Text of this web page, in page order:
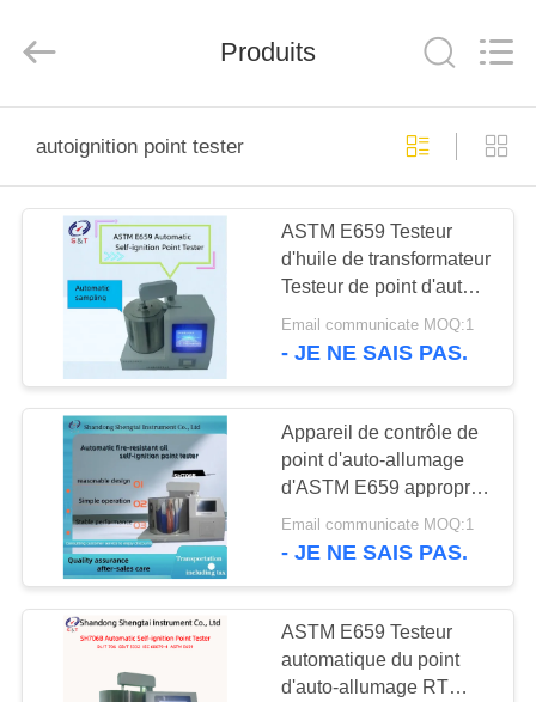
PRODUITS
SUJET
NOUS
VISITE
D'USINE
CONTRÔLE
DE
QUALITÉ
instrument
co.,ltd.
Reserved.
Produits
autoignition point tester
ASTM E659 Testeur
d'huile de transformateur
Testeur de point d'auto-
allumage d'huile de
combustible résistante
Email communicate MOQ:1
- JE NE SAIS PAS.
Appareil de contrôle de
point d'auto-allumage
d'ASTM E659 approprié
au pétrole d'Electric
Power
Email communicate MOQ:1
- JE NE SAIS PAS.
ASTM E659 Testeur
automatique du point
d'auto-allumage RT